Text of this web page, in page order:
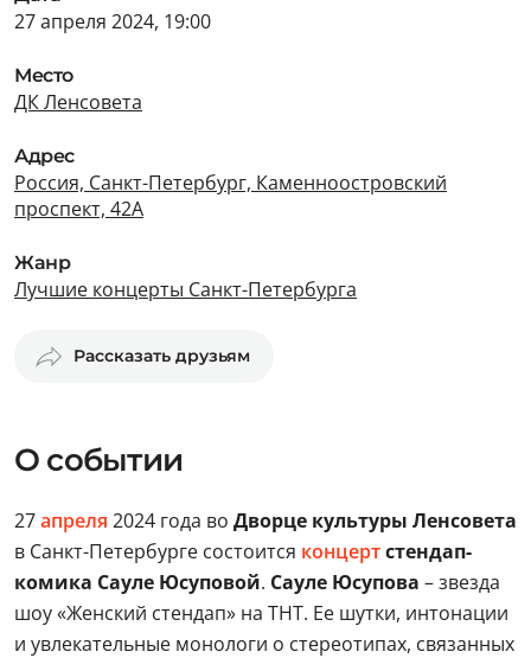
27 апреля 2024, 19:00
Место
ДК Ленсовета
Адрес
Россия, Санкт-Петербург, Каменноостровский
проспект, 42А
Жанр
Лучшие концерты Санкт-Петербурга
Рассказать друзьям
О событии
27апреля 2024 года во Дворце культуры Ленсовета
в Санкт-Петербурге состоится концертстендап-
комика Сауле Юсуповой. Сауле Юсупова – звезда
шоу «Женский стендап» на ТНТ. Ее шутки, интонации
и увлекательные монологи о стереотипах, связанных